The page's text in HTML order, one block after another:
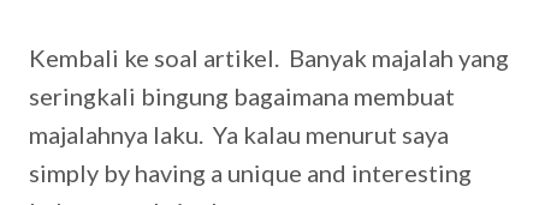
Kembali ke soal artikel. Banyak majalah yang
seringkali bingung bagaimana membuat
majalahnya laku. Ya kalau menurut saya
simply by having a unique and interesting